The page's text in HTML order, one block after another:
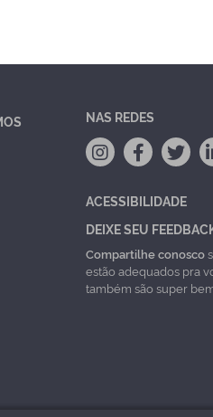
NAS REDES
ACESSIBILIDADE
DEIXE SEU
Compartilhe conosco
estão adequados pra
também são super